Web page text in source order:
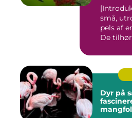
små,
pels af
De
Dyr på